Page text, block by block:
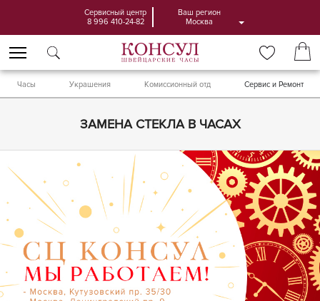
Сервисный центр
8 996 410-24-82
Ваш регион
Москва
Часы Украшения Комиссионный отд Сервис и Ремонт
ЗАМЕНА СТЕКЛА В ЧАСАХ